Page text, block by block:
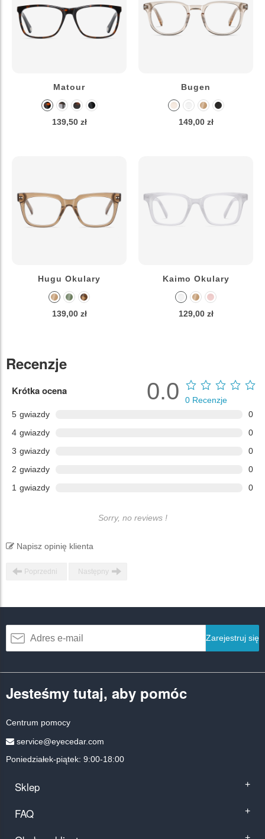
Matour
139,50 zł
Bugen
149,00 zł
Hugu Okulary
139,00 zł
Kaimo Okulary
129,00 zł
Recenzje
Krótka ocena
5 gwiazdy
0
4 gwiazdy
0
3 gwiazdy
0
2 gwiazdy
0
1 gwiazdy 0
0.0 0 Recenzje
Sorry, no reviews !
Napisz opinię klienta
Poprzedni Następny
Zarejestruj się
Jesteśmy tutaj, aby pomóc
Centrum pomocy
service@eyecedar.com
Poniedziałek-piątek: 9:00-18:00
Sklep +
FAQ +